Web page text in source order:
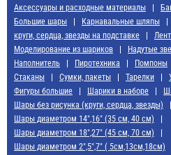
Аксессуары и расходные материалы
Большие шары
Карнавальные шляпы
круги, сердца, звезды на подставке
Моделирование из шариков
Надутые
Наполнитель
Пиротехника Помпоны
Стаканы
Сумки, пакеты Тарелки
Фигуры большие
Шарики в наборе
Шары без рисунка (круги, сердца, звезды)
Шары диаметром 14",16" (35 см, 40 см)
Шары диаметром 18",27" (45 см, 70 см)
Шары диаметром 2",5",7" ( 5см,13см,18см)